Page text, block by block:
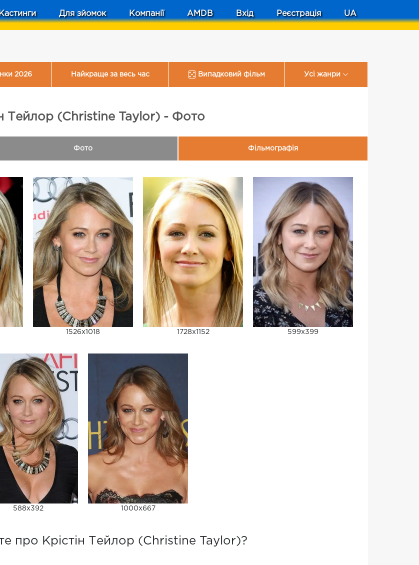
Кастинги Для зйомок Компанії AMDB Вхід Реєстрація UA
2026 Найкраще за весь час Випадковий фільм Усі жанри
Тейлор (Christine Taylor) - Фото
Фото Фільмографія
1526x1018 1728x1152 599x399
588x392 1000x667
про Крістін Тейлор (Christine Taylor)?